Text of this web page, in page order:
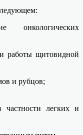
онкологических
и работы щитовидной
и рубцов;
частности легких и